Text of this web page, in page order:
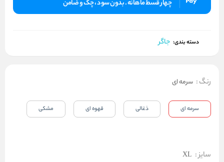
چهار قسط ماهانه . بدون سود ، چک و ضامن
دسته بندی: جاگر
رنگ: سرمه ای
سرمه ای ذغالی قهوه ای مشکی
سایز:
XL